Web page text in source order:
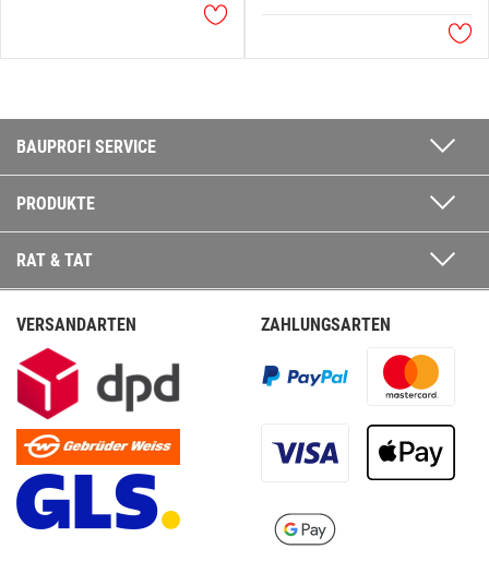
BAUPROFI SERVICE
PRODUKTE
RAT & TAT
VERSANDARTEN ZAHLUNGSARTEN